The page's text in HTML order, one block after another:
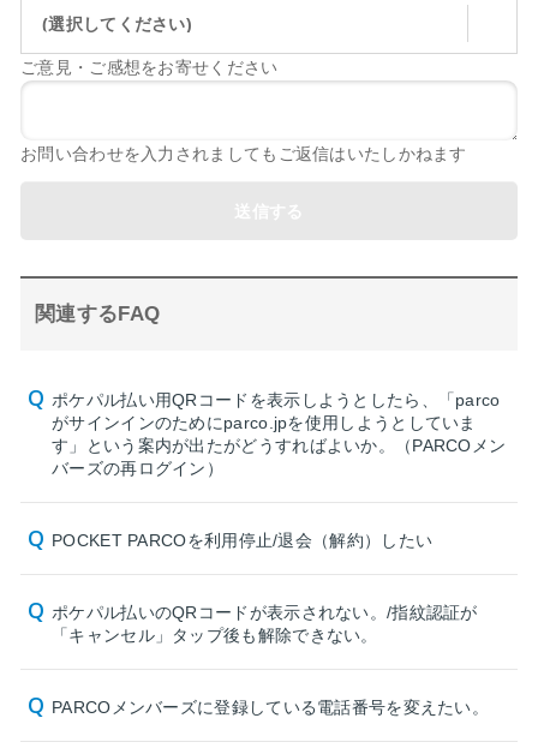
(選択してください)
ご意見・ご感想をお寄せください
お問い合わせを入力されましてもご返信はいたしかねます
関連するFAQ
ポケパル払い用QRコードを表示しようとしたら、「parco
がサインインのためにparco.jpを使用しようとしていま
す」という案内が出たがどうすればよいか。（PARCOメン
バーズの再ログイン）
POCKET PARCOを利用停止/退会（解約）したい
ポケパル払いのQRコードが表示されない。/指紋認証が
「キャンセル」タップ後も解除できない。
PARCOメンバーズに登録している電話番号を変えたい。